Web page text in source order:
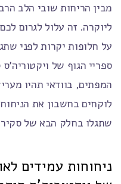
מבין הריחות שובי הלב
ליוקרה. זה עלול לגרום
על חלופות יקרות לפני
ספריי הגוף של
המפתים, בוודאי תהיו
לוקחים בחשבון את
שתגלו בחלק הבא של
ניחוחות עמידים